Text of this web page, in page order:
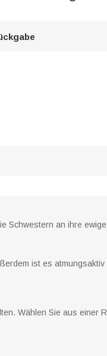
Schwestern an ihre
ist es
Wählen Sie aus einer